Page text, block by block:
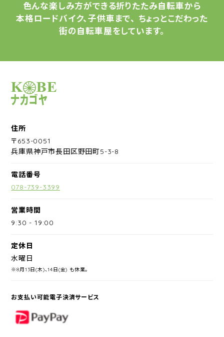
色んな楽しみ方ができる折りたたみ自転車から
本格ロードバイク、子供車まで、 ちょっとこだわった
街の自転車屋をしています。
サイクルショップナカゴヤ
住所
〒653-0051
兵庫県神戸市長田区野田町5-3-8
電話番号
078-739-3399
営業時間
9:30 -19:00
定休日
水曜日
※8月13日(木)、14日(金) も休業。
お支払い可能電子決済サービス
PayPay